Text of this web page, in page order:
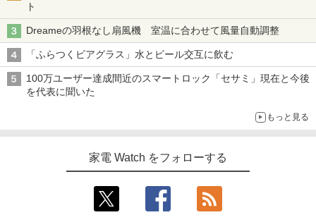
ト
Dreameの羽根なし扇風機 室温に合わせて風量自動調整
「ふらつくビアグラス」水とビール交互に飲む
100万ユーザー達成間近のスマートロック「セサミ」現在と今後
を代表に聞いた
もっと見る
家電 Watch をフォローする